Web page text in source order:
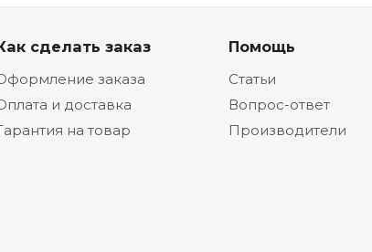
сделать заказ
заказа
и доставка
на товар
Помощь
Статьи
Вопрос-ответ
Производители